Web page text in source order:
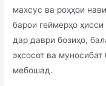
махсус ва роҳҳои
барои геймерҳо
дар даври бозиҳо,
эҳсосот ва
мебошад.